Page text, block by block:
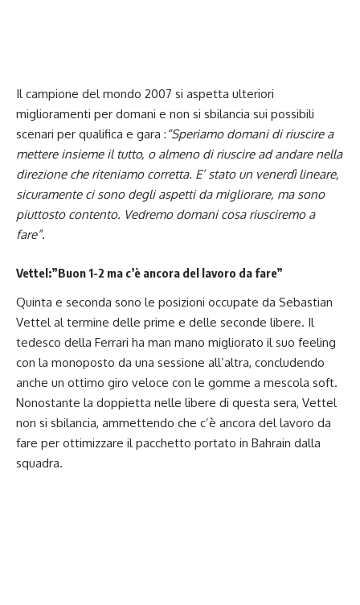
Il campione del mondo 2007 si aspetta ulteriori
miglioramenti per domani e non si sbilancia sui possibili
scenari per qualifica e gara : “Speriamo domani di riuscire a
mettere insieme il tutto, o almeno di riuscire ad andare nella
direzione che riteniamo corretta. E’ stato un venerdì lineare,
sicuramente ci sono degli aspetti da migliorare, ma sono
piuttosto contento. Vedremo domani cosa riusciremo a
fare”.
Vettel:”Buon 1-2 ma c’è ancora del lavoro da fare”
Quinta e seconda sono le posizioni occupate da Sebastian
Vettel al termine delle prime e delle seconde libere. Il
tedesco della Ferrari ha man mano migliorato il suo feeling
con la monoposto da una sessione all’altra, concludendo
anche un ottimo giro veloce con le gomme a mescola soft.
Nonostante la doppietta nelle libere di questa sera, Vettel
non si sbilancia, ammettendo che c’è ancora del lavoro da
fare per ottimizzare il pacchetto portato in Bahrain dalla
squadra.